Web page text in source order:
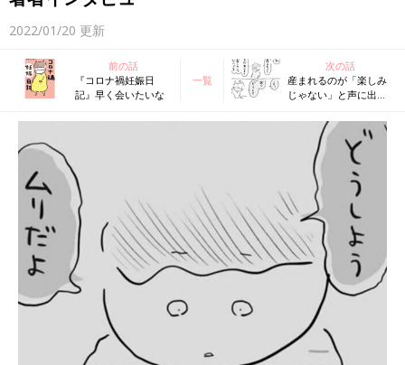
2022/01/20 更新
前の話
『コロナ禍妊娠日
記』早く会いたいな
一覧
次の話
産まれるのが「楽しみ
じゃない」と声に出し
ナ禍妊娠日記の漫画家
インタビュー